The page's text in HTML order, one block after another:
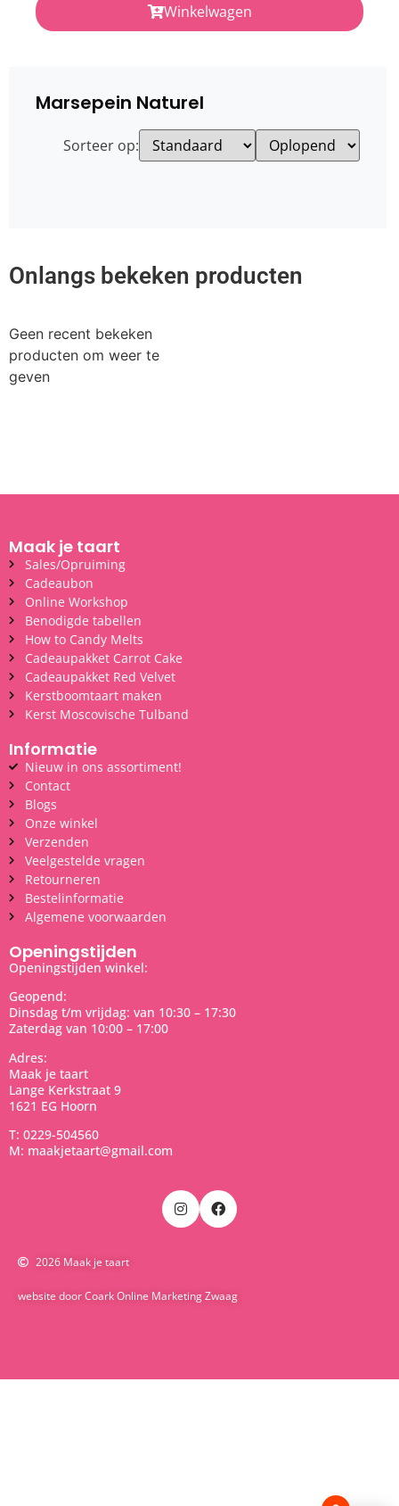
Winkelwagen
Marsepein Naturel
Sorteer op:
Onlangs bekeken producten
Geen recent bekeken
producten om weer te
geven
Maak je taart
Sales/Opruiming
Cadeaubon
Online Workshop
Benodigde tabellen
How to Candy Melts
Cadeaupakket Carrot Cake
Cadeaupakket Red Velvet
Kerstboomtaart maken
Kerst Moscovische Tulband
Informatie
Nieuw in ons assortiment!
Contact
Blogs
Onze winkel
Verzenden
Veelgestelde vragen
Retourneren
Bestelinformatie
Algemene voorwaarden
Openingstijden
Openingstijden winkel:
Geopend:
Dinsdag t/m vrijdag: van 10:30 – 17:30
Zaterdag van 10:00 – 17:00
Adres:
Maak je taart
Lange Kerkstraat 9
1621 EG Hoorn
T: 0229-504560
M: maakjetaart@gmail.com
2026 Maak je taart
website door Coark Online Marketing Zwaag